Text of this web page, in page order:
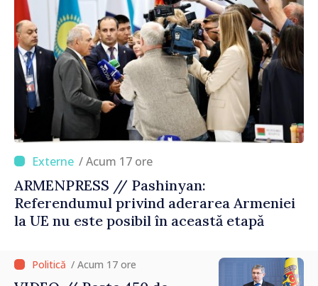
/ Acum 17 ore
ARMENPRESS // Pashinyan:
Referendumul privind aderarea Armeniei
la UE nu este posibil în această etapă
/ Acum 17 ore